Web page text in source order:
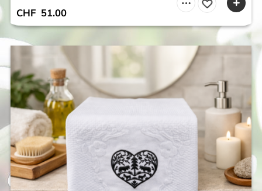
CHF 51.00